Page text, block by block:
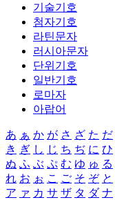
기술기호
첨자기호
라틴문자
러시아문자
단위기호
일반기호
로마자
아랍어
あ ぁ か が さ ざ た だ
き ぎ し じ ち ぢ に ひ
ぬ ふ ぶ ぷ む ゆ ゅ る
れ お ぉ こ ご そ ぞ と
ア ァ カ サ ザ タ ダ ナ